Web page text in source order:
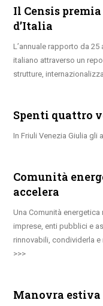
Il Censis
d’Italia
L’annuale rapporto da
italiano attraverso un
strutture,
Spenti quattro
In Friuli Venezia Giulia gli
Comunità
accelera
Una Comunità energetica
imprese, enti pubblici e
rinnovabili, condividerla
Manovra